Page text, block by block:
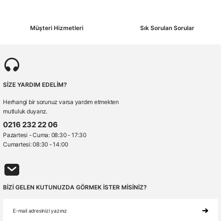
GE1011.11
Müşteri Hizmetleri Sık Sorulan Sorular
SİZE YARDIM EDELİM?
Herhangi bir sorunuz varsa yardım etmekten
mutluluk duyarız.
0216 232 22 06
Pazartesi - Cuma: 08:30 - 17:30
Cumartesi: 08:30 - 14:00
BİZİ GELEN KUTUNUZDA GÖRMEK İSTER MİSİNİZ?